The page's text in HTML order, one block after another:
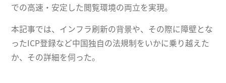
での高速・安定した閲覧環境の両立を実現。
本記事では、インフラ刷新の背景や、その際に障壁とな
ったICP登録など中国独自の法規制をいかに乗り越えた
か、その詳細を伺った。